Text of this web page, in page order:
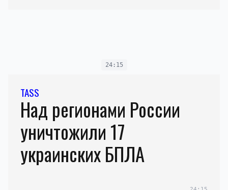
24:15
TASS
Над регионами России
уничтожили 17
украинских БПЛА